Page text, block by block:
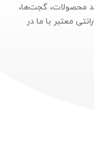
محصولات، گجت‌ها،
معتبر با ما در